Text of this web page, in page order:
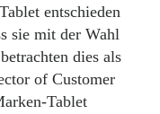
entschieden
sie mit der Wahl
dies als
of Customer
Tablet